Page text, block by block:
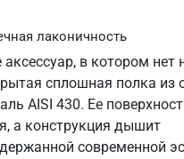
лаконичность
аксессуар, в котором нет
сплошная полка из
AISI 430. Ее
а конструкция дышит
современной